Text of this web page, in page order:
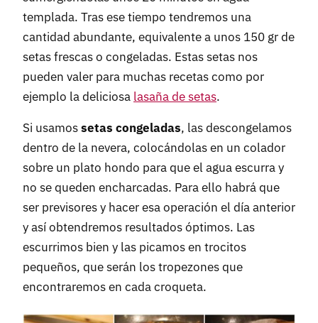
templada. Tras ese tiempo tendremos una
cantidad abundante, equivalente a unos 150 gr de
setas frescas o congeladas. Estas setas nos
pueden valer para muchas recetas como por
ejemplo la deliciosa lasaña de setas.
Si usamossetas congeladas, las descongelamos
dentro de la nevera, colocándolas en un colador
sobre un plato hondo para que el agua escurra y
no se queden encharcadas. Para ello habrá que
ser previsores y hacer esa operación el día anterior
y así obtendremos resultados óptimos. Las
escurrimos bien y las picamos en trocitos
pequeños, que serán los tropezones que
encontraremos en cada croqueta.